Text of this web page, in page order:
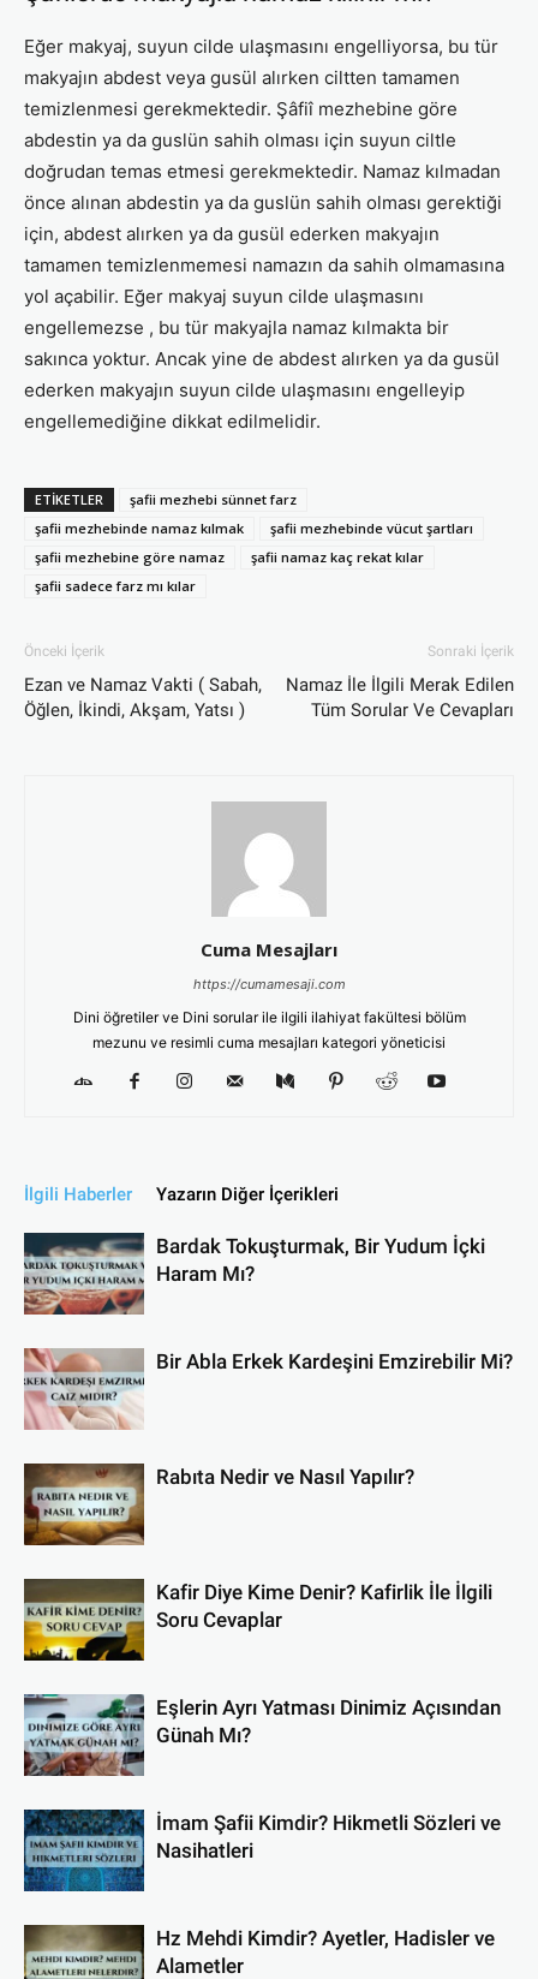
Eğer makyaj, suyun cilde ulaşmasını engelliyorsa, bu tür
makyajın abdest veya gusül alırken ciltten tamamen
temizlenmesi gerekmektedir. Şâfiî mezhebine göre
abdestin ya da guslün sahih olması için suyun ciltle
doğrudan temas etmesi gerekmektedir. Namaz kılmadan
önce alınan abdestin ya da guslün sahih olması gerektiği
için, abdest alırken ya da gusül ederken makyajın
tamamen temizlenmemesi namazın da sahih olmamasına
yol açabilir. Eğer makyaj suyun cilde ulaşmasını
engellemezse , bu tür makyajla namaz kılmakta bir
sakınca yoktur. Ancak yine de abdest alırken ya da gusül
ederken makyajın suyun cilde ulaşmasını engelleyip
engellemediğine dikkat edilmelidir.
ETIKETLER
şafii mezhebi sünnet farz
şafii mezhebinde namaz kılmak
şafii mezhebinde vücut şartları
şafii mezhebine göre namaz
şafii namaz kaç rekat kılar
şafii sadece farz mı kılar
Önceki İçerik
Ezan ve Namaz Vakti ( Sabah,
Öğlen, İkindi, Akşam, Yatsı )
Sonraki İçerik
Namaz İle İlgili Merak Edilen
Tüm Sorular Ve Cevapları
Cuma Mesajları
https://cumamesaji.com
Dini öğretiler ve Dini sorular ile ilgili ilahiyat fakültesi bölüm
mezunu ve resimli cuma mesajları kategori yöneticisi
İlgili Haberler Yazarın Diğer İçerikleri
Bardak Tokuşturmak, Bir Yudum İçki
Haram Mı?
Bir Abla Erkek Kardeşini Emzirebilir Mi?
Rabıta Nedir ve Nasıl Yapılır?
Kafir Diye Kime Denir? Kafirlik İle İlgili
Soru Cevaplar
Eşlerin Ayrı Yatması Dinimiz Açısından
Günah Mı?
İmam Şafii Kimdir? Hikmetli Sözleri ve
Nasihatleri
Hz Mehdi Kimdir? Ayetler, Hadisler ve
Alametler